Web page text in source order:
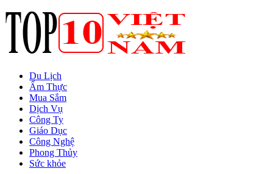
Du Lịch
Ẩm Thực
Mua Sắm
Dịch Vụ
Công Ty
Giáo Dục
Công Nghệ
Phong Thủy
Sức khỏe